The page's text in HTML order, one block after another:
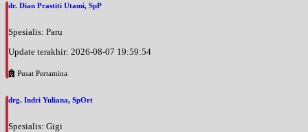
dr. Dian Prastiti Utami, SpP
Spesialis: Paru
Update terakhir: 2026-08-07 19:59:54
Pusat Pertamina
drg. Indri Yuliana, SpOrt
Spesialis: Gigi